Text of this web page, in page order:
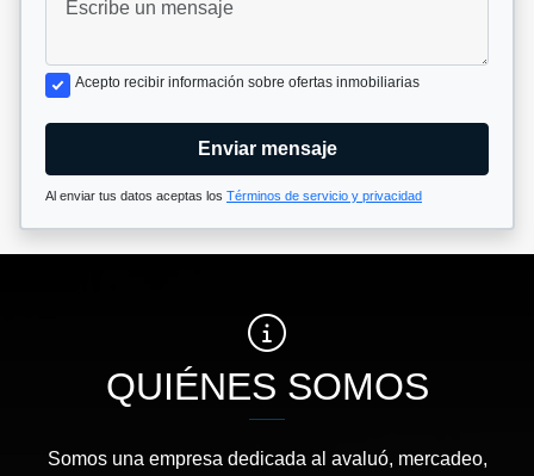
Acepto recibir información sobre ofertas inmobiliarias
Enviar mensaje
Al enviar tus datos aceptas los Términos de servicio y privacidad
QUIÉNES SOMOS
Somos una empresa dedicada al avaluó, mercadeo,